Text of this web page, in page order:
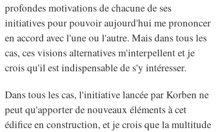
profondes motivations de chacune de ses
initiatives pour pouvoir aujourd'hui me prononcer
en accord avec l'une ou l'autre. Mais dans tous les
cas, ces visions alternatives m'interpellent et je
crois qu'il est indispensable de s'y intéresser.
Dans tous les cas, l'initiative lancée par Korben ne
peut qu'apporter de nouveaux éléments à cet
édifice en construction, et je crois que la multitude